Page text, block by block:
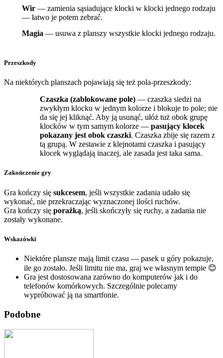
Wir — zamienia sąsiadujące klocki w klocki jednego rodzaju
— łatwo je potem zebrać.
Magia — usuwa z planszy wszystkie klocki jednego rodzaju.
Przeszkody
Na niektórych planszach pojawiają się też pola-przeszkody:
Czaszka (zablokowane pole) — czaszka siedzi na
zwykłym klocku w jednym kolorze i blokuje to pole; nie
da się jej kliknąć. Aby ją usunąć, ułóż tuż obok grupę
klocków w tym samym kolorze — pasujący klocek
pokazany jest obok czaszki. Czaszka zbije się razem z
tą grupą. W zestawie z klejnotami czaszka i pasujący
klocek wyglądają inaczej, ale zasada jest taka sama.
Zakończenie gry
Gra kończy się sukcesem, jeśli wszystkie zadania udało się
wykonać, nie przekraczając wyznaczonej ilości ruchów.
Gra kończy się porażką, jeśli skończyły się ruchy, a zadania nie
zostały wykonane.
Wskazówki
Niektóre plansze mają limit czasu — pasek u góry pokazuje,
ile go zostało. Jeśli limitu nie ma, graj we własnym tempie 😊
Gra jest dostosowana zarówno do komputerów jak i do
telefonów komórkowych. Szczególnie polecamy
wypróbować ją na smartfonie.
Podobne